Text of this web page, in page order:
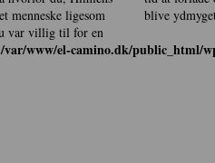
menneske ligesom
var villig til for en
blive
/var/www/el-camino.dk/public_html/